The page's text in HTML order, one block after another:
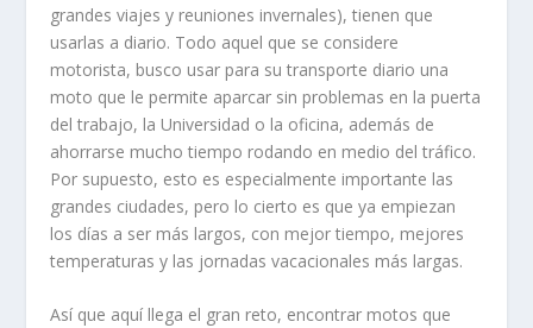
grandes viajes y reuniones invernales), tienen que
usarlas a diario. Todo aquel que se considere
motorista, busco usar para su transporte diario una
moto que le permite aparcar sin problemas en la puerta
del trabajo, la Universidad o la oficina, además de
ahorrarse mucho tiempo rodando en medio del tráfico.
Por supuesto, esto es especialmente importante las
grandes ciudades, pero lo cierto es que ya empiezan
los días a ser más largos, con mejor tiempo, mejores
temperaturas y las jornadas vacacionales más largas.
Así que aquí llega el gran reto, encontrar motos que